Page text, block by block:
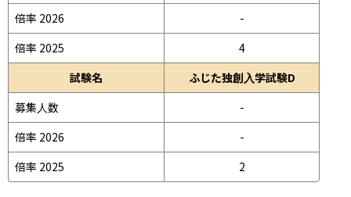
倍率 2026
-
倍率 2025
4
試験名
ふじた独創入学試験D
募集人数
-
倍率 2026
-
倍率 2025
2